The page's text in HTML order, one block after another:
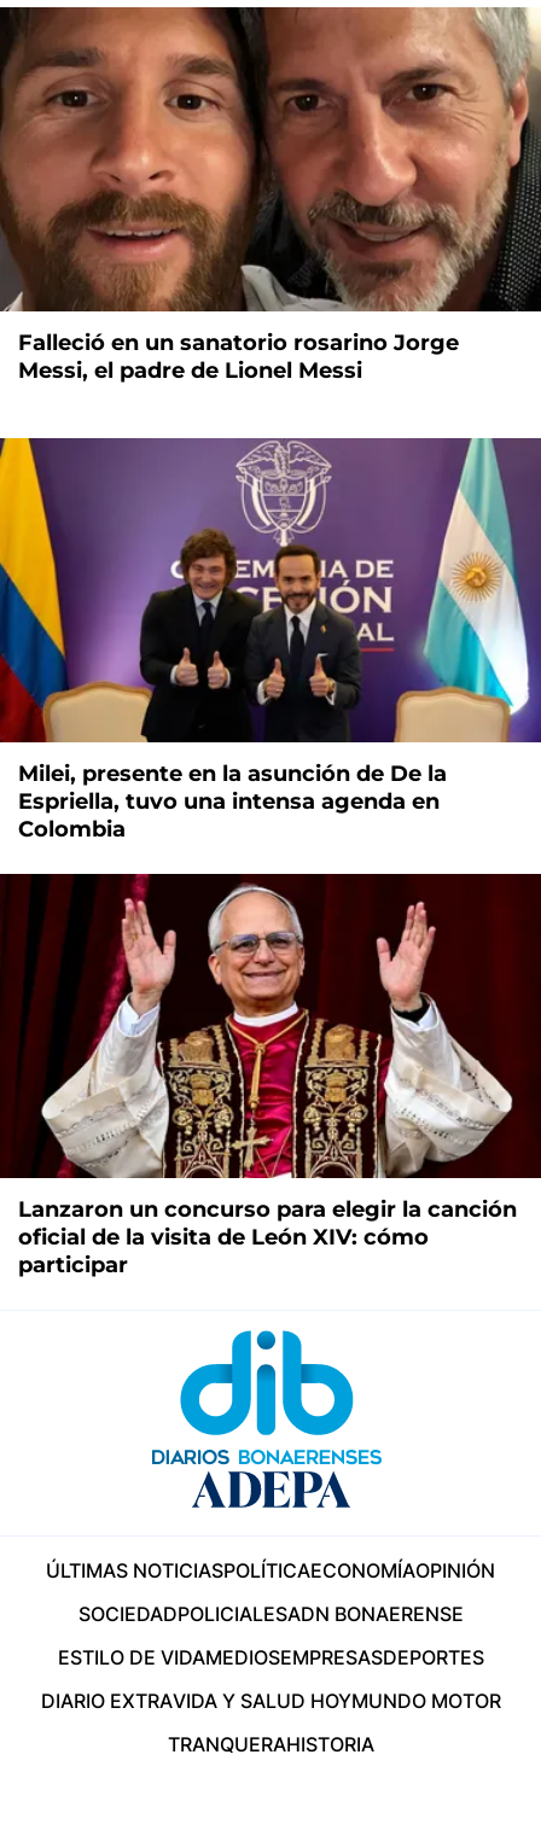
Falleció en un sanatorio rosarino Jorge
Messi, el padre de Lionel Messi
Milei, presente en la asunción de De la
Espriella, tuvo una intensa agenda en
Colombia
Lanzaron un concurso para elegir la canción
oficial de la visita de León XIV: cómo
participar
ÚLTIMAS NOTICIASPOLÍTICAECONOMÍAOPINIÓN
SOCIEDADPOLICIALESADN BONAERENSE
ESTILO DE VIDAMEDIOSEMPRESASDEPORTES
DIARIO EXTRAVIDA Y SALUD HOYMUNDO MOTOR
TRANQUERAHISTORIA